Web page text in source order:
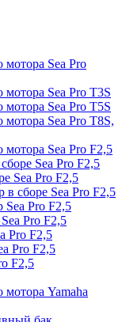
мотора Sea Pro
мотора Sea Pro Т3S
мотора Sea Pro Т5S
мотора Sea Pro Т8S,
мотора Sea Pro F2,5
Sea Pro F2,5
Sea Pro F2,5
в сборе Sea Pro F2,5
Pro F2,5
Pro F2,5
Pro F2,5
Pro F2,5
F2,5
мотора Yamaha